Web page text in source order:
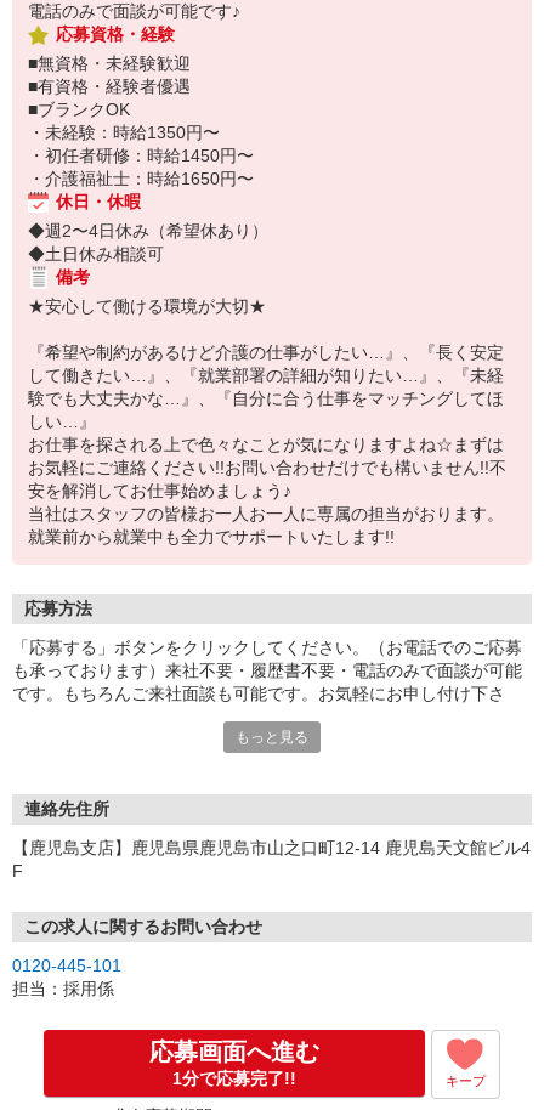
電話のみで面談が可能です♪
応募資格・経験
■無資格・未経験歓迎
■有資格・経験者優遇
■ブランクOK
・未経験：時給1350円〜
・初任者研修：時給1450円〜
・介護福祉士：時給1650円〜
休日・休暇
◆週2〜4日休み（希望休あり）
◆土日休み相談可
備考
★安心して働ける環境が大切★
『希望や制約があるけど介護の仕事がしたい…』、『長く安定
して働きたい…』、『就業部署の詳細が知りたい…』、『未経
験でも大丈夫かな…』、『自分に合う仕事をマッチングしてほ
しい…』
お仕事を探される上で色々なことが気になりますよね☆まずは
お気軽にご連絡ください!!お問い合わせだけでも構いません!!不
安を解消してお仕事始めましょう♪
当社はスタッフの皆様お一人お一人に専属の担当がおります。
就業前から就業中も全力でサポートいたします!!
応募方法
「応募する」ボタンをクリックしてください。（お電話でのご応募
も承っております）来社不要・履歴書不要・電話のみで面談が可能
です。もちろんご来社面談も可能です。お気軽にお申し付け下さ
もっと見る
連絡先住所
【鹿児島支店】鹿児島県鹿児島市山之口町12-14 鹿児島天文館ビル4
F
この求人に関するお問い合わせ
0120-445-101
担当：採用係
応募画面へ進む
1分で応募完了!! キープ